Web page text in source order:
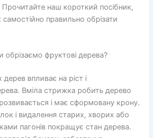
наш короткий посібник,
правильно обрізати
обрізаємо фруктові дерева?
впливає на ріст і
Вміла стрижка робить дерево
і має сформовану крону.
і видалення старих, хворих або
пагонів покращує стан дерева.